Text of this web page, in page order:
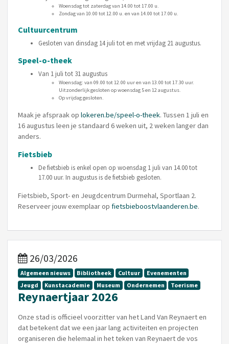
Woensdag tot zaterdag van 14.00 tot 17.00 u.
Zondag van 10.00 tot 12.00 u. en van 14.00 tot 17.00 u.
Cultuurcentrum
Gesloten van dinsdag 14 juli tot en met vrijdag 21 augustus.
Speel-o-theek
Van 1 juli tot 31 augustus
Woensdag: van 09.00 tot 12.00 uur en van 13.00 tot 17.30 uur.
Uitzonderlijk gesloten op woensdag 5 en 12 augustus.
Op vrijdag gesloten.
Maak je afspraak op lokeren.be/speel-o-theek. Tussen 1 juli en
16 augustus leen je standaard 6 weken uit, 2 weken langer dan
anders.
Fietsbieb
De fietsbieb is enkel open op woensdag 1 juli van 14.00 tot
17.00 uur. In augustus is de fietsbieb gesloten.
Fietsbieb, Sport- en Jeugdcentrum Durmehal, Sportlaan 2.
Reserveer jouw exemplaar op fietsbieboostvlaanderen.be.
26/03/2026
Algemeen nieuws Bibliotheek Cultuur
Evenementen
Jeugd
Kunstacademie Museum Ondernemen Toerisme
Reynaertjaar 2026
Onze stad is officieel voorzitter van het Land Van Reynaert en
dat betekent dat we een jaar lang activiteiten en projecten
organiseren die helemaal in het teken van Reynaert de vos